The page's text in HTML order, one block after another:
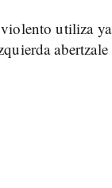
utiliza ya